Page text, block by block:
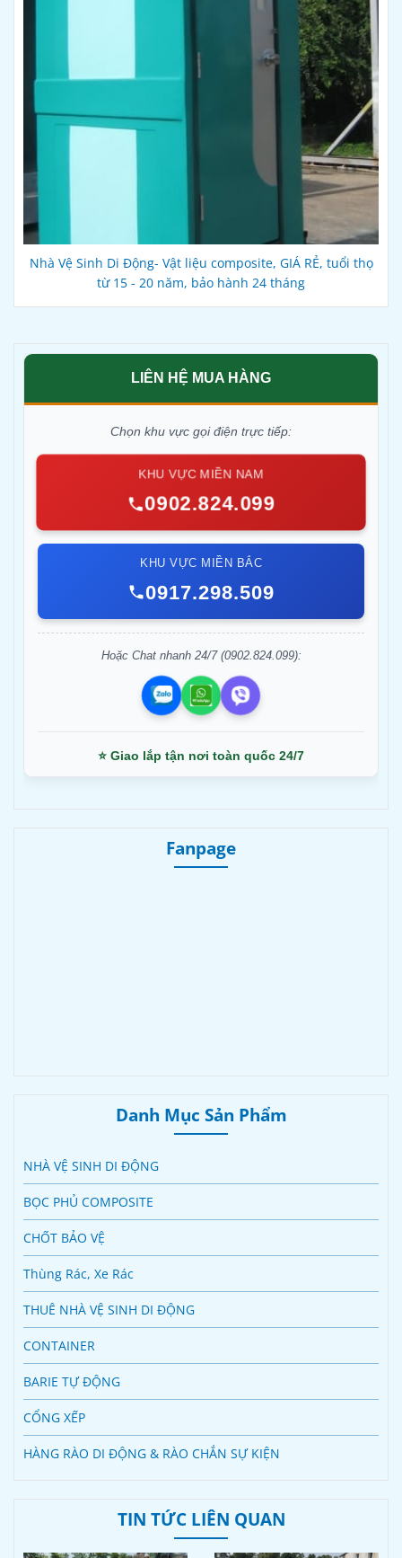
Nhà Vệ Sinh Di Động- Vật liệu composite, GIÁ RẺ, tuổi thọ
từ 15 - 20 năm, bảo hành 24 tháng
LIÊN HỆ MUA HÀNG
Chọn khu vực gọi điện trực tiếp:
KHU VỰC MIỀN NAM
0902.824.099
KHU VỰC MIỀN BẮC
0917.298.509
Hoặc Chat nhanh 24/7 (0902.824.099):
⭐ Giao lắp tận nơi toàn quốc 24/7
Fanpage
Danh Mục Sản Phẩm
NHÀ VỆ SINH DI ĐỘNG
BỌC PHỦ COMPOSITE
CHỐT BẢO VỆ
Thùng Rác, Xe Rác
THUÊ NHÀ VỆ SINH DI ĐỘNG
CONTAINER
BARIE TỰ ĐỘNG
CỔNG XẾP
HÀNG RÀO DI ĐỘNG & RÀO CHẮN SỰ KIỆN
TIN TỨC LIÊN QUAN